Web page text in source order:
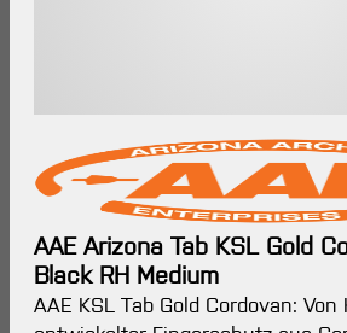
AAE Arizona Tab KSL Gold
Black RH Medium
AAE KSL Tab Gold Cordovan: Von